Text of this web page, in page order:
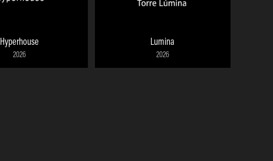
Hyperhouse
2026
Lumina
2026